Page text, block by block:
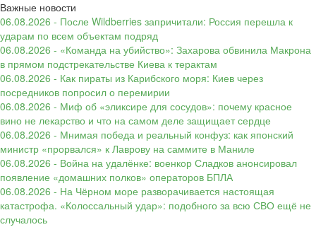
Важные новости
06.08.2026 - После Wildberries запричитали: Россия перешла к
ударам по всем объектам подряд
06.08.2026 - «Команда на убийство»: Захарова обвинила Макрона
в прямом подстрекательстве Киева к терактам
06.08.2026 - Как пираты из Карибского моря: Киев через
посредников попросил о перемирии
06.08.2026 - Миф об «эликсире для сосудов»: почему красное
вино не лекарство и что на самом деле защищает сердце
06.08.2026 - Мнимая победа и реальный конфуз: как японский
министр «прорвался» к Лаврову на саммите в Маниле
06.08.2026 - Война на удалёнке: военкор Сладков анонсировал
появление «домашних полков» операторов БПЛА
06.08.2026 - На Чёрном море разворачивается настоящая
катастрофа. «Колоссальный удар»: подобного за всю СВО ещё не
случалось